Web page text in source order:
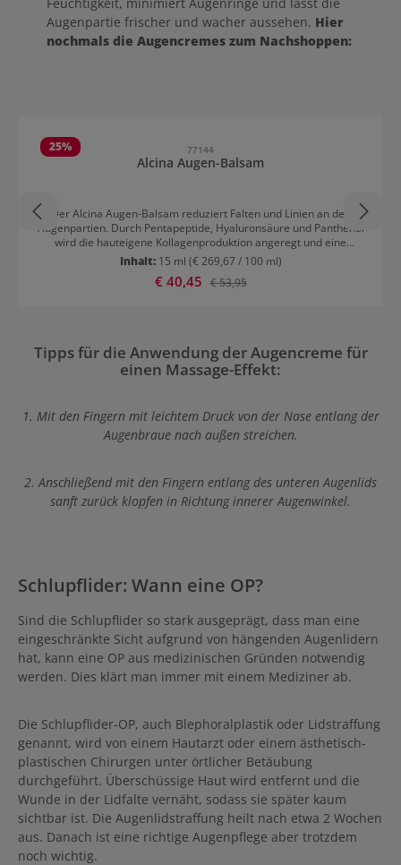
Feuchtigkeit, minimiert Augenringe und lässt die
Augenpartie frischer und wacher aussehen. Hier
nochmals die Augencremes zum Nachshoppen:
25% 77144
Alcina Augen-Balsam
Der Alcina Augen-Balsam reduziert Falten und Linien an den
Augenpartien. Durch Pentapeptide, Hyaluronsäure und Panthenol
wird die hauteigene Kollagenproduktion angeregt und eine
geglättete Augenpartie hervorgerufen. Der Augen-Balsam wird
beruhigend und feuchtigkeitsspendend. Er wird morgens und/oder
Inhalt: 15 ml (€ 269,67 / 100 ml)
Verkaufspreis:
€ 40,45 Regulärer Preis:
€ 53,95
Tipps für die Anwendung der Augencreme für
einen Massage-Effekt:
1. Mit den Fingern mit leichtem Druck von der Nase entlang der
Augenbraue nach außen streichen.
2. Anschließend mit den Fingern entlang des unteren Augenlids
sanft zurück klopfen in Richtung innerer Augenwinkel.
Schlupflider: Wann eine OP?
Sind die Schlupflider so stark ausgeprägt, dass man eine
eingeschränkte Sicht aufgrund von hängenden Augenlidern
hat, kann eine OP aus medizinischen Gründen notwendig
werden. Dies klärt man immer mit einem Mediziner ab.
Die Schlupflider-OP, auch Blephoralplastik oder Lidstraffung
genannt, wird von einem Hautarzt oder einem ästhetisch-
plastischen Chirurgen unter örtlicher Betäubung
durchgeführt. Überschüssige Haut wird entfernt und die
Wunde in der Lidfalte vernäht, sodass sie später kaum
sichtbar ist. Die Augenlidstraffung heilt nach etwa 2 Wochen
aus. Danach ist eine richtige Augenpflege aber trotzdem
noch wichtig.